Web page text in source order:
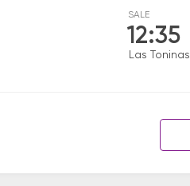
SALE
12:35
Las Toninas